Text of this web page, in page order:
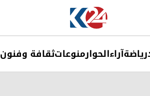
ریاضةآراءالحوارمنوعاتثقافة وفنون